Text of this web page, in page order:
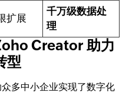
扩展
千万级数据处
理
Creator 助力
型
多中小企业实现了数字化